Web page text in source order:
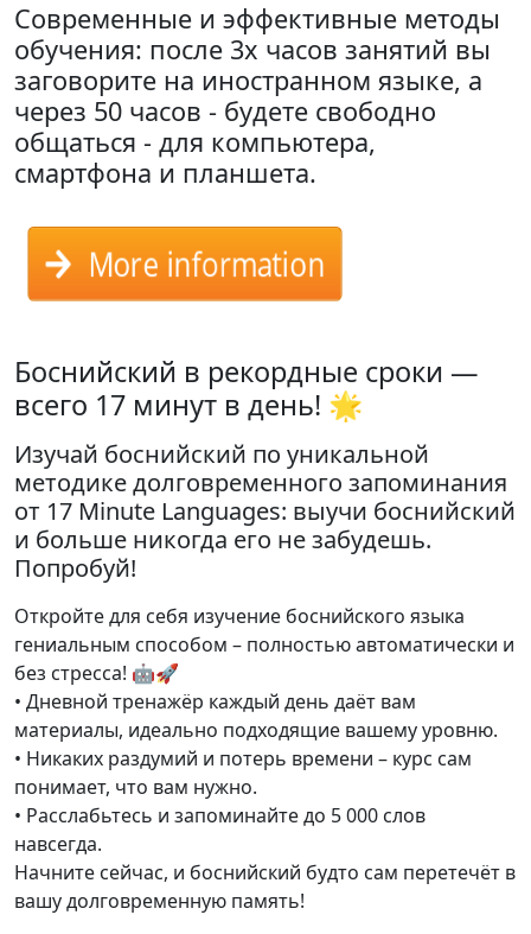
Современные и эффективные методы
обучения: после 3х часов занятий вы
заговорите на иностранном языке, а
через 50 часов - будете свободно
общаться - для компьютера,
смартфона и планшета.
More information
Боснийский в рекордные сроки —
всего 17 минут в день! 🌟
Изучай боснийский по уникальной
методике долговременного запоминания
от 17 Minute Languages: выучи боснийский
и больше никогда его не забудешь.
Попробуй!
Откройте для себя изучение боснийского языка
гениальным способом – полностью автоматически и
без стресса! 🤖🚀
• Дневной тренажёр каждый день даёт вам
материалы, идеально подходящие вашему уровню.
• Никаких раздумий и потерь времени – курс сам
понимает, что вам нужно.
• Расслабьтесь и запоминайте до 5 000 слов
навсегда.
Начните сейчас, и боснийский будто сам перетечёт в
вашу долговременную память!